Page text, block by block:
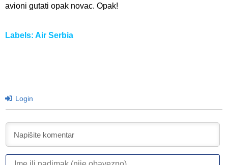
avioni gutati opak novac. Opak!
Labels: Air Serbia
Login